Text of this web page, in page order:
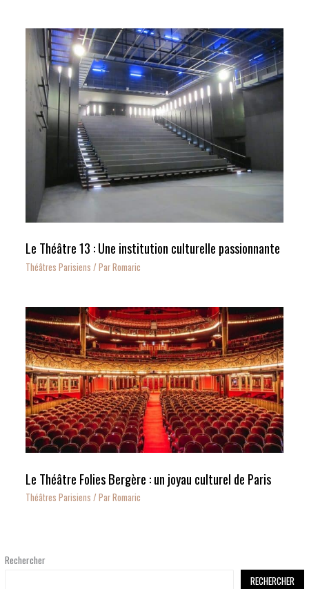
Le Théâtre 13 : Une institution culturelle passionnante
Théâtres Parisiens / ParRomaric
Le Théâtre Folies Bergère : un joyau culturel de Paris
Théâtres Parisiens / ParRomaric
Rechercher
RECHERCHER